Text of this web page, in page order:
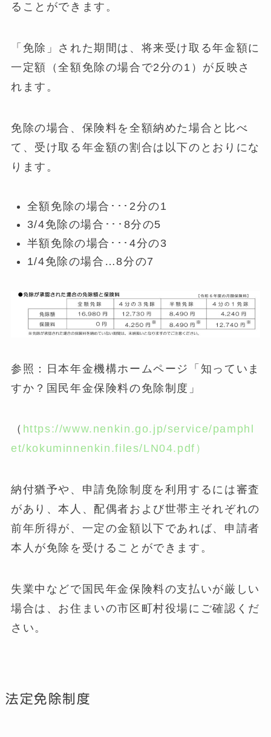
ることができます。
「免除」された期間は、将来受け取る年金額に
一定額（全額免除の場合で2分の1）が反映さ
れます。
免除の場合、保険料を全額納めた場合と比べ
て、受け取る年金額の割合は以下のとおりにな
ります。
全額免除の場合･･･2分の1
3/4免除の場合･･･8分の5
半額免除の場合･･･4分の3
1/4免除の場合…8分の7
参照：日本年金機構ホームページ「知っていま
すか？国民年金保険料の免除制度」
（ https://www.nenkin.go.jp/service/pamphl
et/kokuminnenkin.files/LN04.pdf）
納付猶予や、申請免除制度を利用するには審査
があり、本人、配偶者および世帯主それぞれの
前年所得が、一定の金額以下であれば、申請者
本人が免除を受けることができます。
失業中などで国民年金保険料の支払いが厳しい
場合は、お住まいの市区町村役場にご確認くだ
さい。
法定免除制度